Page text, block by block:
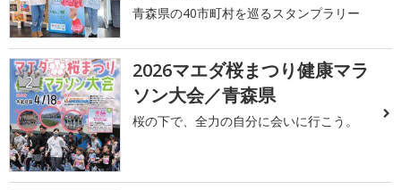
青森県の40市町村を巡るスタンプラリー
2
2026マエダ桜まつり健康マラ
ソン大会／青森県
桜の下で、全力の自分に会いに行こう。